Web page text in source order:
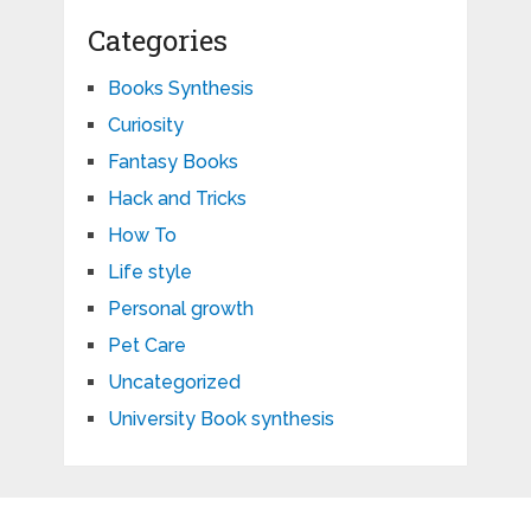
Categories
Books Synthesis
Curiosity
Fantasy Books
Hack and Tricks
How To
Life style
Personal growth
Pet Care
Uncategorized
University Book synthesis